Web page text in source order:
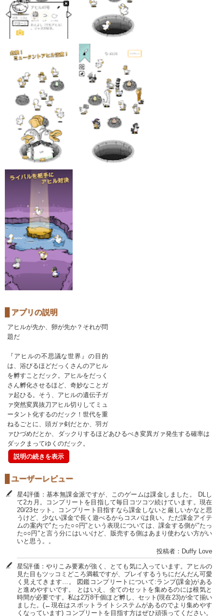
アプリの説明
アヒルが先か、卵が先か？それが問
題だ
『アヒルの不思議な世界』の目的
は、浴びるほどだっくさんのアヒル
を孵すことだック。アヒルをだっく
さん孵化させるほど、奇妙なことガ
ァ起ひる。そう、アヒルの遺伝子ガ
ァ突然変異抜刀アヒル切りしてミュ
ータント化するのだック！世代を重
ねるごとに、頭ガァ剣だとか、羽ガ
ァひづめだとか、ダックりするほどあひるべき変異ガァ発生する確率は
ダックまってゆくのだック。
説明の続きを表示
ユーザーレビュー
星4評価：基本無課金派ですが、このゲームは課金しました。 DLし
て2カ月。コンプリートを目指して毎日コツコツ続けています。現在
20/23セット。コンプリート目指すなら課金しないと厳しいかなと思
うけど、少ない課金で長く遊べるからコスパは良い。ただ課金アイテ
ムの案内で"たった○○円"という表現については、課金する側が"たっ
た○○円"と言う分にはいいけど、販売する側はあまり使わない方がい
いと思う。。
投稿者：Duffy Love
星5評価：やりこみ要素が強く、とても気に入っています。アヒルの
見た目もツッコミどころ満載ですが、プレイするうちにだんだん可愛
く見えてきます…。 図鑑コンプリートについて:ランプ(課金)がある
と進めやすいです。 とはいえ、全てのセットを集めるのには根気と
時間が必要です。私は2万8千個ほど孵し、セット(現在23)が全て揃い
ました。(←現在はスポットライトシステムがあるのでより集めやす
くなっています) コンプリートを目指す方はぜひ頑張ってください。